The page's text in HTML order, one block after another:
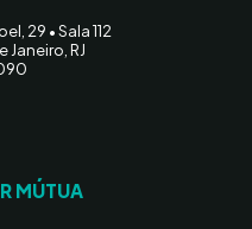
29 • Sala 112
Janeiro, RJ
MÚTUA